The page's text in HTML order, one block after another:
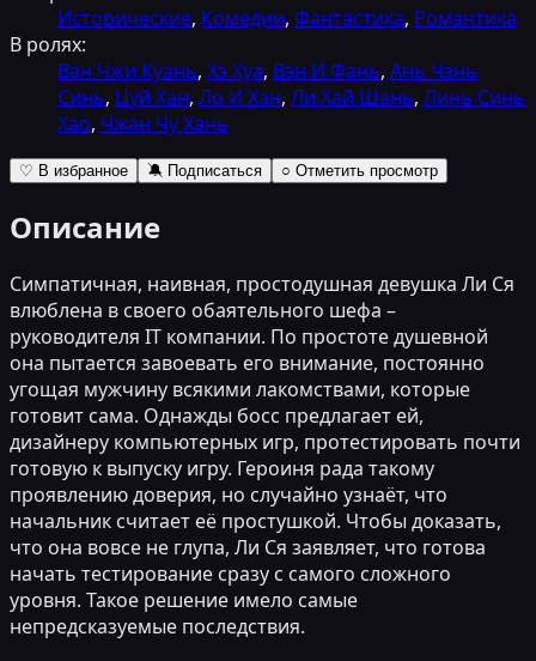
Исторические, Комедии, Фантастика, Романтика
В ролях:
Ван Чжи Куань, Хэ Хуа, Вэн И Фань, Ань Чэнь
Синь, Цуй Хан, Ло И Хан, Ли Хай Шань, Линь Синь
Хао, Чжан Чу Хань
♡ В избранное 🔕 Подписаться ○ Отметить просмотр
Описание
Симпатичная, наивная, простодушная девушка Ли Ся
влюблена в своего обаятельного шефа –
руководителя IT компании. По простоте душевной
она пытается завоевать его внимание, постоянно
угощая мужчину всякими лакомствами, которые
готовит сама. Однажды босс предлагает ей,
дизайнеру компьютерных игр, протестировать почти
готовую к выпуску игру. Героиня рада такому
проявлению доверия, но случайно узнаёт, что
начальник считает её простушкой. Чтобы доказать,
что она вовсе не глупа, Ли Ся заявляет, что готова
начать тестирование сразу с самого сложного
уровня. Такое решение имело самые
непредсказуемые последствия.